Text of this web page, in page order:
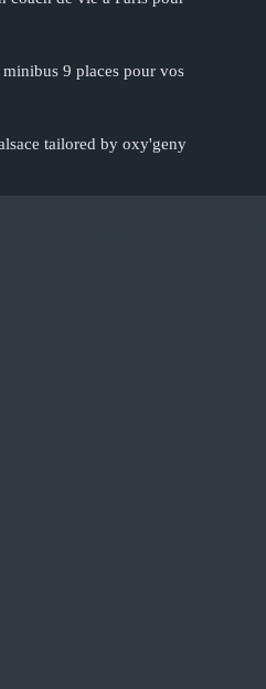
9 places pour vos
tailored by oxy'geny